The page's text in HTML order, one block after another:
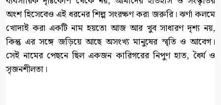
অংশ হিসেবেও এই ধরনের শিল্প সংরক্ষণ করা জরুরি। ঝর্ণা কলমে
খোদাই করা একটি নাম হয়তো আজ আর খুব সাধারণ দৃশ্য নয়,
কিন্তু এর সঙ্গে জড়িয়ে আছে অসংখ্য মানুষের স্মৃতি ও আবেগ।
সেই নামের পেছনে ছিল একজন কারিগরের নিপুণ হাত, ধৈর্য ও
সৃজনশীলতা।